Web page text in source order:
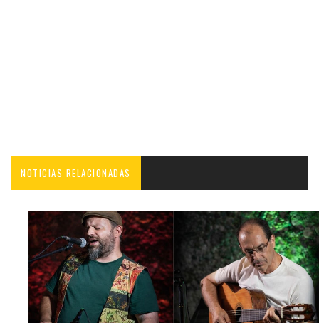
NOTICIAS RELACIONADAS